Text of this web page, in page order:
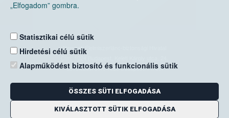
„Elfogadom” gombra.
Statisztikai célú sütik
Hirdetési célú sütik
Alapműködést biztosító és funkcionális sütik
ÖSSZES SÜTI ELFOGADÁSA
KIVÁLASZTOTT SÜTIK ELFOGADÁSA
Nemzeti Élelmiszerlánc-biztonsági Hivatal
Levelezési cím: 1525 Budapest. Pf. 30.
E-mail:ugyfelszolgalat@nebih.gov.hu
Zöld szám: 06-80/263-244